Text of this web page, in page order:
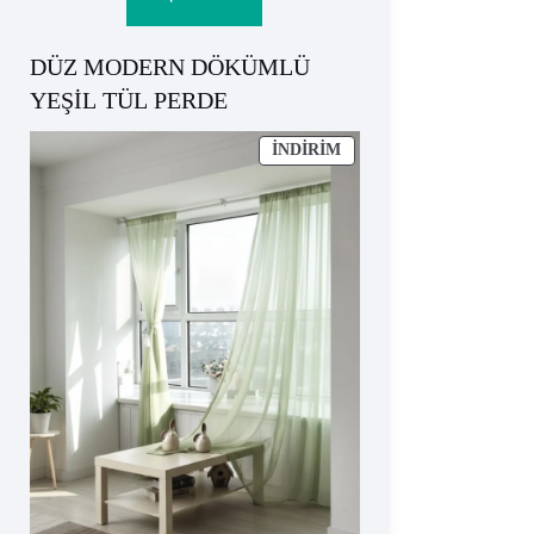
DÜZ MODERN DÖKÜMLÜ
YEŞİL TÜL PERDE
İNDIRIMİNDIRIMDEKI
ÜRÜN